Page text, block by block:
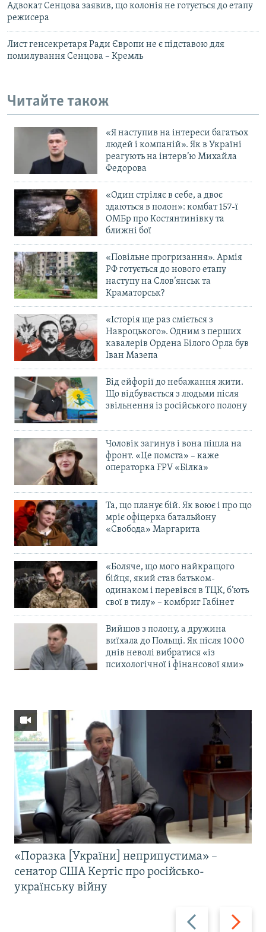
Адвокат Сенцова заявив, що колонія не готується до етапу
режисера
Лист генсекретаря Ради Європи не є підставою для
помилування Сенцова – Кремль
Читайте також
«Я наступив на інтереси багатьох
людей і компаній». Як в Україні
реагують на інтерв’ю Михайла
Федорова
«Один стріляє в себе, а двоє
здаються в полон»: комбат 157-ї
ОМБр про Костянтинівку та
ближні бої
«Повільне прогризання». Армія
РФ готується до нового етапу
наступу на Слов’янськ та
Краматорськ?
«Історія ще раз сміється з
Навроцького». Одним з перших
кавалерів Ордена Білого Орла був
Іван Мазепа
Від ейфорії до небажання жити.
Що відбувається з людьми після
звільнення із російського полону
Чоловік загинув і вона пішла на
фронт. «Це помста» – каже
операторка FPV «Білка»
Та, що планує бій. Як воює і про що
мріє офіцерка батальйону
«Свобода» Маргарита
«Боляче, що мого найкращого
бійця, який став батьком-
одинаком і перевівся в ТЦК, б’ють
свої в тилу» – комбриг Габінет
Вийшов з полону, а дружина
виїхала до Польщі. Як після 1000
днів неволі вибратися «із
психологічної і фінансової ями»
Назад Вперед
«Поразка [України] неприпустима» –
сенатор США Кертіс про російсько-
українську війну